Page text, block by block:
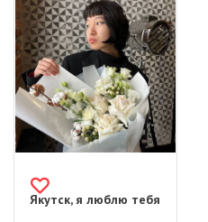
Якутск, я люблю тебя